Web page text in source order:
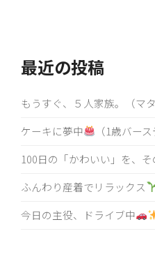
最近の投稿
もうすぐ、５人家族。（マタ
ケーキに夢中
（1歳バー
100日の「かわいい」を、そ
ふんわり産着でリラックス
今日の主役、ドライブ中